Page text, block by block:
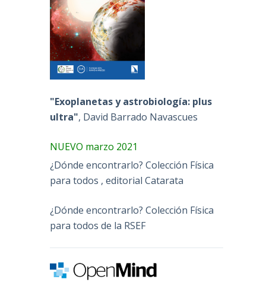
"Exoplanetas y astrobiología: plus
ultra", David Barrado Navascues
NUEVO marzo 2021
¿Dónde encontrarlo? Colección Física
para todos , editorial Catarata
¿Dónde encontrarlo? Colección Física
para todos de la RSEF